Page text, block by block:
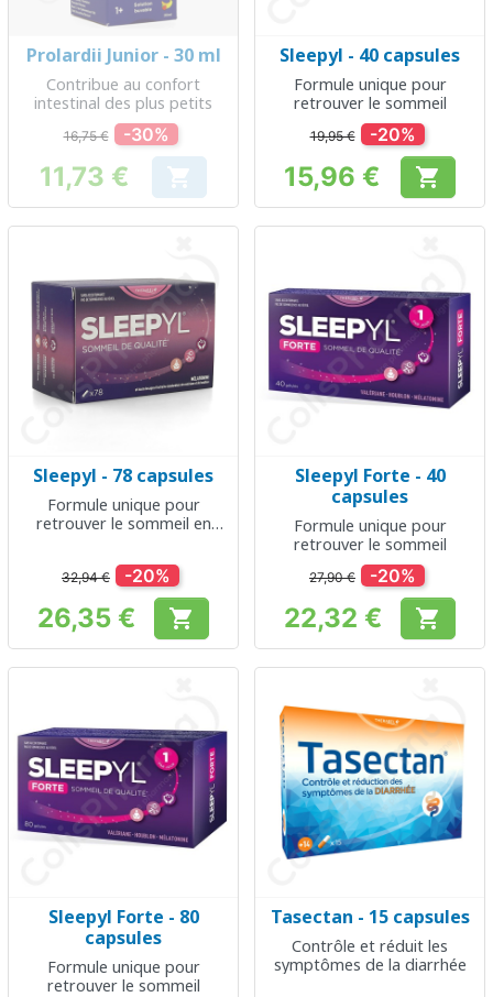
Prolardii Junior - 30 ml
Contribue au confort
intestinal des plus petits
16,75 € -30%
Prix
11,73 € 
Sleepyl - 40 capsules
Formule unique pour
retrouver le sommeil
19,95 € -20%
Prix
15,96 € 
Sleepyl - 78 capsules
Formule unique pour
retrouver le sommeil en
32,94 € -20%
Prix
26,35 € 
Sleepyl Forte - 40
capsules
Formule unique pour
retrouver le sommeil
27,90 € -20%
Prix
22,32 € 
Sleepyl Forte - 80
capsules
Formule unique pour
retrouver le sommeil
Tasectan - 15 capsules
Contrôle et réduit les
symptômes de la diarrhée